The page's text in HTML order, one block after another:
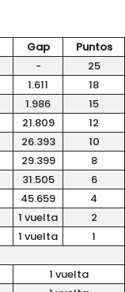
Gap
Puntos
-
25
1.611
18
1.986
15
21.809
12
26.393
10
29.399
8
31.505
6
45.659
4
1 vuelta
2
1 vuelta
1
1 vuelta